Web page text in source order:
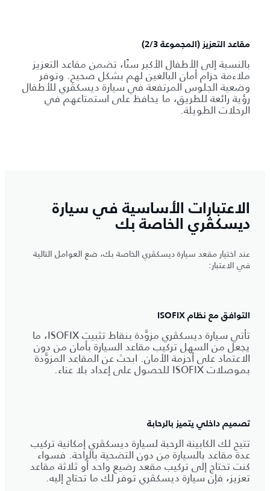
مقاعد التعزيز (المجموعة 2/3)
بالنسبة إلى الأطفال الأكبر سنًا، تضمن مقاعد التعزيز
ملاءمة حزام أمان البالغين لهم بشكل صحيح. وتوفر
وضعية الجلوس المرتفعة في سيارة ديسكڤري للأطفال
رؤية رائعة للطريق، ما يحافظ على استمتاعهم في
الرحلات الطويلة.
الاعتبارات الأساسية في سيارة
ديسكڤري الخاصة بك
عند اختيار مقعد سيارة ديسكڤري الخاصة بك، ضع العوامل التالية
في الاعتبار:
التوافق مع نظام ISOFIX
تأتي سيارة ديسكڤري مزوَّدة بنقاط تثبيت ISOFIX، ما
يجعل من السهل تركيب مقاعد السيارة بأمان من دون
الاعتماد على أحزمة الأمان. ابحث عن المقاعد المزوَّدة
بموصلات ISOFIX للحصول على إعداد بلا عناء.
تصميم داخلي يتميز بالرحابة
تتيح لك الكابينة الرحبة لسيارة ديسكڤري إمكانية تركيب
عدة مقاعد بالسيارة من دون التضحية بالراحة. فسواء
كنت تحتاج إلى تركيب مقعد رضيع واحد أو ثلاثة مقاعد
تعزيز، فإن سيارة ديسكڤري توفر لك ما تحتاج إليه.